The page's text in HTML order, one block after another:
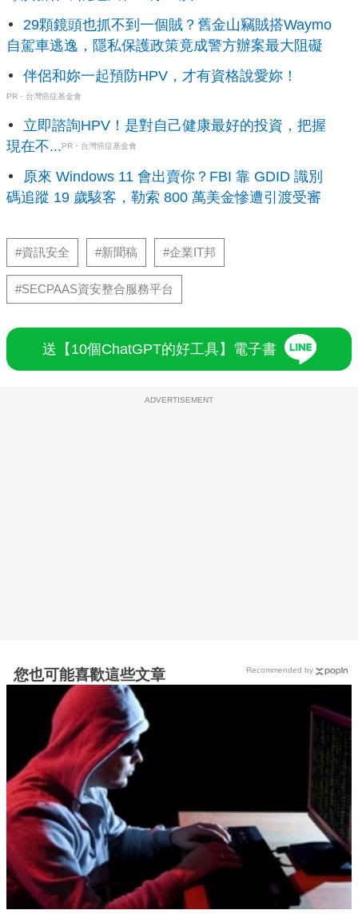
29顆鏡頭也抓不到一個賊？舊金山竊賊搭Waymo
自駕車逃逸，隱私保護政策竟成警方辦案最大阻礙
伴侶和妳一起預防HPV，才有資格說愛妳！
PR・台灣癌症基金會
立即諮詢HPV！是對自己健康最好的投資，把握
現在不...PR・台灣癌症基金會
原來 Windows 11 會出賣你？FBI 靠 GDID 識別
碼追蹤 19 歲駭客，勒索 800 萬美金慘遭引渡受審
#資訊安全 #新聞稿 #企業IT邦
#SECPAAS資安整合服務平台
送【10個ChatGPT的好工具】電子書
ADVERTISEMENT
您也可能喜歡這些文章 Recommended by